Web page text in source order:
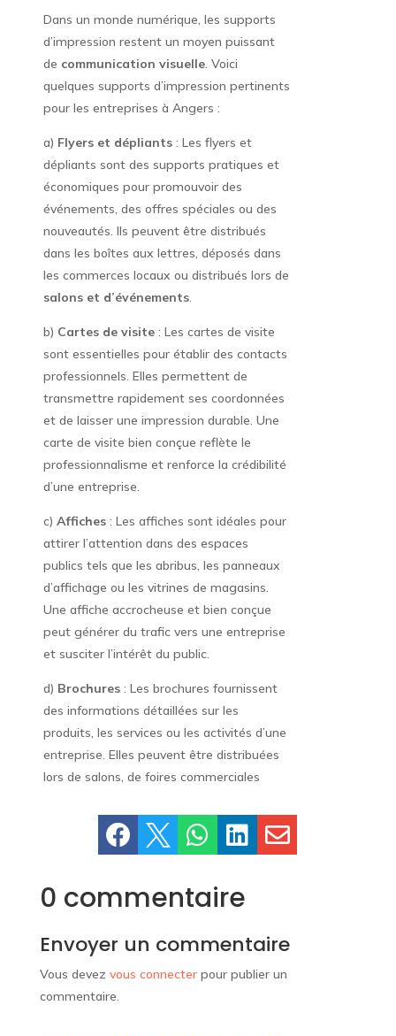
Dans un monde numérique, les supports
d’impression restent un moyen puissant
de communication visuelle. Voici
quelques supports d’impression pertinents
pour les entreprises à Angers :
a) Flyers et dépliants: Les flyers et
dépliants sont des supports pratiques et
économiques pour promouvoir des
événements, des offres spéciales ou des
nouveautés. Ils peuvent être distribués
dans les boîtes aux lettres, déposés dans
les commerces locaux ou distribués lors de
salons et d’événements.
b) Cartes de visite: Les cartes de visite
sont essentielles pour établir des contacts
professionnels. Elles permettent de
transmettre rapidement ses coordonnées
et de laisser une impression durable. Une
carte de visite bien conçue reflète le
professionnalisme et renforce la crédibilité
d’une entreprise.
c) Affiches: Les affiches sont idéales pour
attirer l’attention dans des espaces
publics tels que les abribus, les panneaux
d’affichage ou les vitrines de magasins.
Une affiche accrocheuse et bien conçue
peut générer du trafic vers une entreprise
et susciter l’intérêt du public.
d) Brochures: Les brochures fournissent
des informations détaillées sur les
produits, les services ou les activités d’une
entreprise. Elles peuvent être distribuées
lors de salons, de foires commerciales
    
0 commentaire
Envoyer un commentaire
Vous devez vous connecterpour publier un
commentaire.